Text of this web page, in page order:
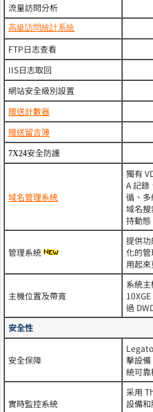
流量訪問分析
高級訪問統計系統
FTP日志查看
IIS日志取回
網站安全級別設置
贈送計數器
贈送留言簿
7X24安全防護
域名管理系統
獨有
A 記錄
循、
域名
持動
管理系統
提供
化的
用起來
主機位置及帶寬
系統
過
安全性
安全保障
擊設
統可靠
實時監控系統
采用
設備